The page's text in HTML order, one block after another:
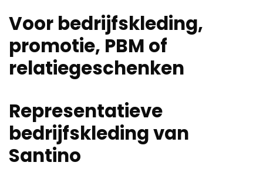
Voor bedrijfskleding,
promotie, PBM of
relatiegeschenken
Representatieve
bedrijfskleding van
Santino